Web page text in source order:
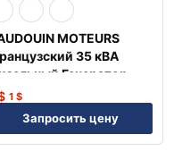
MOTEURS
35 кВА
Генератор
1 $
Запросить цену